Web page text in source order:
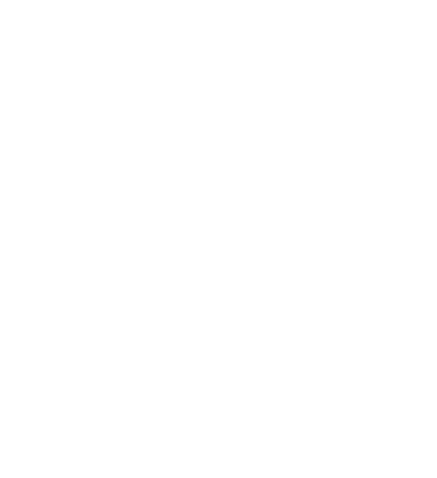
i dariva raznim slatkim poklončićima...
zajednicama ali i...
vrhunac,
i dariva raznim slatkim...
u prostorijama MZ Par Selo....
Par...
zajednici. Udruga je...